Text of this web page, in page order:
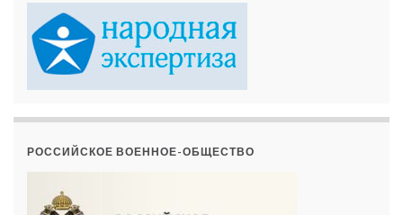
РОССИЙСКОЕ ВОЕННОЕ-ОБЩЕСТВО